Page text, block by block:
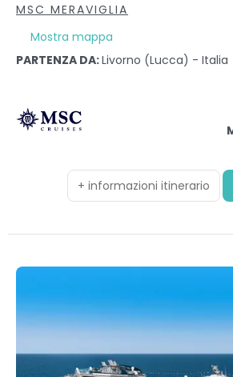
MSC MERAVIGLIA
Mostra mappa
PARTENZA DA:Livorno (lucca) - Italia
+ informazioni itinerario